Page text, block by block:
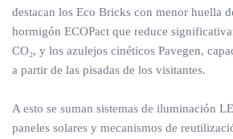
destacan los Eco Bricks con menor huella
hormigón ECOPact que reduce
CO₂, y los azulejos cinéticos Pavegen,
a partir de las pisadas de los visitantes.
A esto se suman sistemas de iluminación
paneles solares y mecanismos de